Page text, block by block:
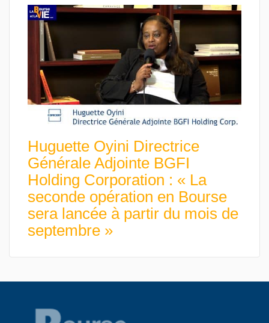
Huguette Oyini Directrice
Générale Adjointe BGFI
Holding Corporation : « La
seconde opération en Bourse
sera lancée à partir du mois de
septembre »